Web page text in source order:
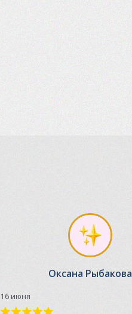
Оксана Рыбакова
16 июня